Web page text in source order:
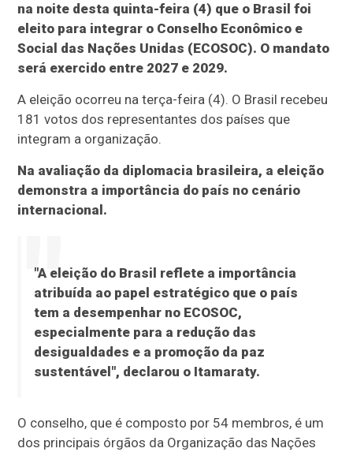
na noite desta quinta-feira (4) que o Brasil foi
eleito para integrar o Conselho Econômico e
Social das Nações Unidas (ECOSOC). O mandato
será exercido entre 2027 e 2029.
A eleição ocorreu na terça-feira (4). O Brasil recebeu
181 votos dos representantes dos países que
integram a organização.
Na avaliação da diplomacia brasileira, a eleição
demonstra a importância do país no cenário
internacional.
"A eleição do Brasil reflete a importância
atribuída ao papel estratégico que o país
tem a desempenhar no ECOSOC,
especialmente para a redução das
desigualdades e a promoção da paz
sustentável", declarou o Itamaraty.
O conselho, que é composto por 54 membros, é um
dos principais órgãos da Organização das Nações